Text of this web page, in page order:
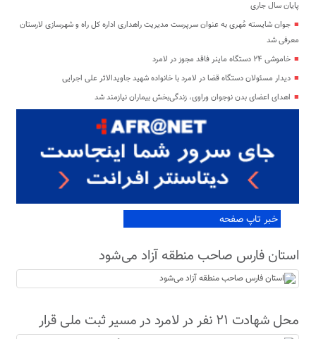
پایان سال جاری
جوان شایسته مُهری به عنوان سرپرست مدیریت راهداری اداره کل راه و شهرسازی لارستان
معرفی شد
خاموشی ۲۴ دستگاه ماینر فاقد مجوز در لامرد
دیدار مسئولان دستگاه قضا در لامرد با خانواده شهید جاویدالاثر علی اجرایی
اهدای اعضای بدن نوجوان وراوی، زندگی‌بخش بیماران نیازمند شد
خبر تاپ صفحه
استان فارس صاحب منطقه آزاد می‌شود
محل شهادت ۲۱ نفر در لامرد در مسیر ثبت ملی قرار